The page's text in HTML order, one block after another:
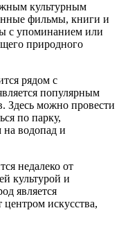
культурным
фильмы, книги и
с упоминанием или
природного
рядом с
популярным
Здесь можно провести
по парку,
на водопад и
недалеко от
культурой и
является
искусства,